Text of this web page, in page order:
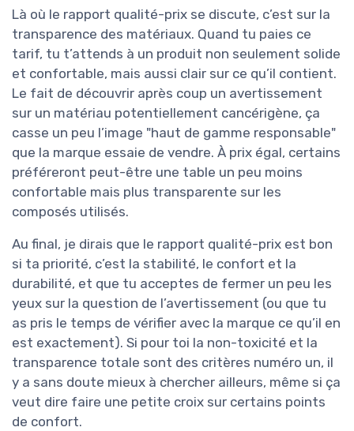
Là où le rapport qualité-prix se discute, c’est sur la
transparence des matériaux. Quand tu paies ce
tarif, tu t’attends à un produit non seulement solide
et confortable, mais aussi clair sur ce qu’il contient.
Le fait de découvrir après coup un avertissement
sur un matériau potentiellement cancérigène, ça
casse un peu l’image "haut de gamme responsable"
que la marque essaie de vendre. À prix égal, certains
préféreront peut-être une table un peu moins
confortable mais plus transparente sur les
composés utilisés.
Au final, je dirais que le rapport qualité-prix est bon
si ta priorité, c’est la stabilité, le confort et la
durabilité, et que tu acceptes de fermer un peu les
yeux sur la question de l’avertissement (ou que tu
as pris le temps de vérifier avec la marque ce qu’il en
est exactement). Si pour toi la non-toxicité et la
transparence totale sont des critères numéro un, il
y a sans doute mieux à chercher ailleurs, même si ça
veut dire faire une petite croix sur certains points
de confort.